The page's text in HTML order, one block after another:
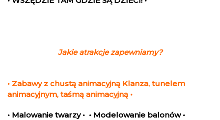
Jakie atrakcje zapewniamy?
• Zabawy z chustą animacyjną Klanza, tunelem
animacyjnym, taśmą animacyjną •
• Malowanie twarzy • • Modelowanie balonów •